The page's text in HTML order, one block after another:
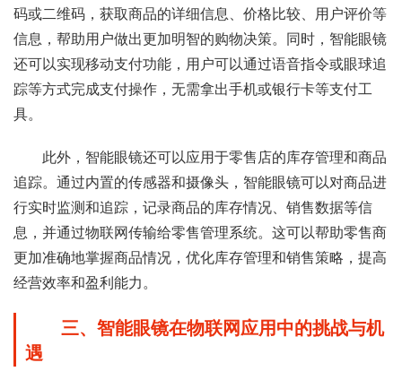
码或二维码，获取商品的详细信息、价格比较、用户评价等
信息，帮助用户做出更加明智的购物决策。同时，智能眼镜
还可以实现移动支付功能，用户可以通过语音指令或眼球追
踪等方式完成支付操作，无需拿出手机或银行卡等支付工
具。
此外，智能眼镜还可以应用于零售店的库存管理和商品
追踪。通过内置的传感器和摄像头，智能眼镜可以对商品进
行实时监测和追踪，记录商品的库存情况、销售数据等信
息，并通过物联网传输给零售管理系统。这可以帮助零售商
更加准确地掌握商品情况，优化库存管理和销售策略，提高
经营效率和盈利能力。
三、智能眼镜在物联网应用中的挑战与机
遇